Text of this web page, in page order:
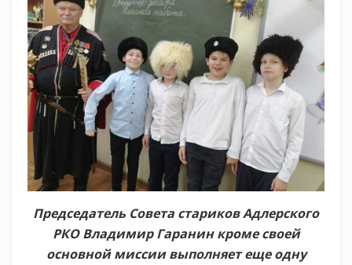
Председатель Совета стариков Адлерского
РКО Владимир Гаранин кроме своей
основной миссии выполняет еще одну